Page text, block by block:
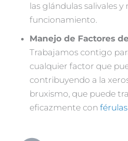
las glándulas salivales y
funcionamiento.
Manejo de Factores
Trabajamos contigo
cualquier factor que
contribuyendo a la
bruxismo, que puede
eficazmente con